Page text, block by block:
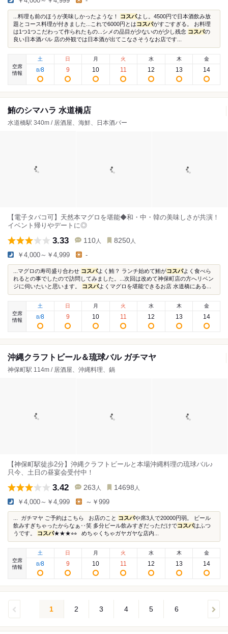
...料理も前のほうが美味しかったような！ コスパよし。4500円で日本酒飲み放
題とコース料理が付きました...これで6000円とはコスパがすごすぎる。 お料理
は1つ1つこだわって作られたもの...シメの品目が少ないのが少し残念 コスパの
良い日本酒バル 店の外観では日本酒が出てこなさそうなお店です...
空席
情報
土
8/8
日
9
月
10
火
11
水
12
木
13
金
14
鮪のシマハラ 水道橋店
水道橋駅 340m / 居酒屋、海鮮、日本酒バー
【電子タバコ可】天然本マグロを堪能◆和・中・韓の美味しさが共演！
イベント帰りやデートに◎
3.33 110 人 8250 人
￥4,000～￥4,999 -
...マグロの寿司盛り合わせ コスパよく鮪？ ランチ始めて鮪がコスパよく食べら
れるとの事でしたので訪問してみました。...次回は改めて神保町店の方へリベン
ジに伺いたいと思います。 コスパよくマグロを堪能できるお店 水道橋にある...
空席
情報
土
8/8
日
9
月
10
火
11
水
12
木
13
金
14
沖縄クラフトビール＆琉球バル ガチマヤ
神保町駅 114m / 居酒屋、沖縄料理、鍋
【神保町駅徒歩2分】沖縄クラフトビールと本場沖縄料理の琉球バル♪
只今、土日の昼宴会受付中！
3.42 263 人 14698 人
￥4,000～￥4,999 ～￥999
... ガチマヤ ご予約はこちら お店のこと コスパや席3人で20000円弱。 ビール
飲みすぎちゃったからなぁ‥笑 多分ビール飲みすぎだっただけでコスパはふつ
うです。 コスパ★★★⭐︎⭐︎ めちゃくちゃガヤガヤな店内...
空席
情報
土
8/8
日
9
月
10
火
11
水
12
木
13
金
14
1 2 3 4 5 6